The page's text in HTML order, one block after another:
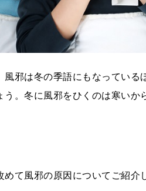
邪は冬の季語にもなっている
。冬に風邪をひくのは寒いか
て風邪の原因についてご紹介